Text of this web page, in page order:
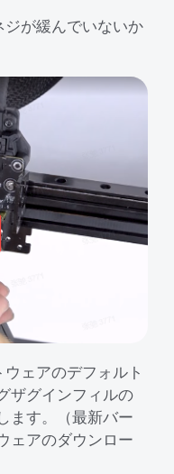
が緩んでいないか
ェアのデフォルト
ザグインフィルの
ます。（最新バー
ェアのダウンロー